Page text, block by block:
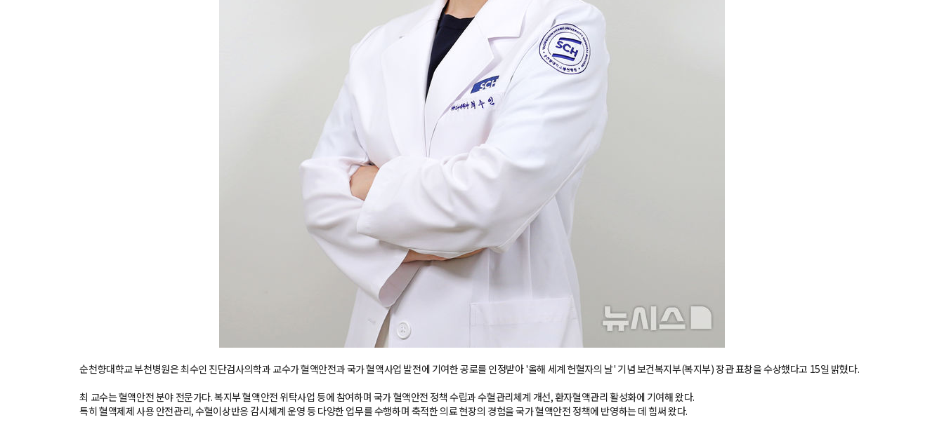
순천향대햑교 부천병원은 최수인 진단검사의학과 교수가 혈액안전과 국가 혈액사업 발전에 기여한 공로를 인정받아 '올해 세계 헌혈자의 날' 기념 보건복지부(복지부) 장관 표창을 수상했다고 15일 밝혔다.
최 교수는 혈액안전 분야 전문가다. 복지부 혈액안전 위탁사업 등에 참여하며 국가 혈액안전 정책 수립과 수혈관리체계 개선, 환자혈액관리 활성화에 기여해 왔다.
특히 혈액제제 사용 안전관리, 수혈이상반응 감시체계 운영 등 다양한 업무를 수행하며 축적한 의료 현장의 경험을 국가 혈액안전 정책에 반영하는 데 힘써 왔다.